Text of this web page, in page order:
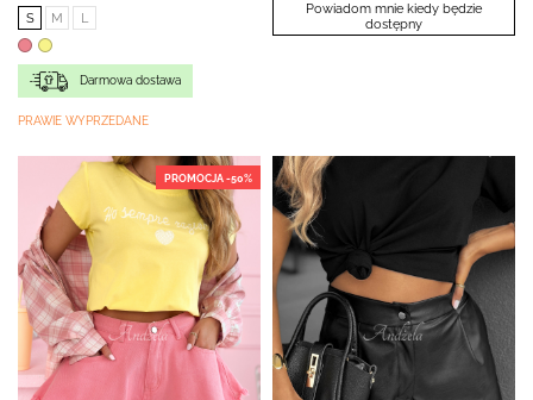
S M L
Darmowa dostawa
PRAWIE WYPRZEDANE
Powiadom mnie kiedy będzie
dostępny
PROMOCJA -50%